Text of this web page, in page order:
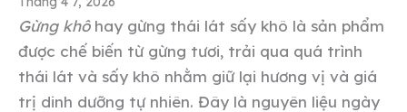
Gừng khô hay gừng thái lát sấy khô là sản phẩm
được chế biến từ gừng tươi, trải qua quá trình
thái lát và sấy khô nhằm giữ lại hương vị và giá
trị dinh dưỡng tự nhiên. Đây là nguyên liệu ngày